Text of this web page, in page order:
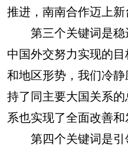
推进，南南合作迈上新
第三个关键词是稳
中国外交努力实现的
和地区形势，我们冷
持了同主要大国关系
系也实现了全面改善和
第四个关键词是引